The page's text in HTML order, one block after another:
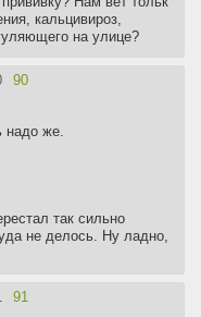
Потому как может быть
с кошачьим
с теми
кальцивироз,
на улице?
90
надо же.
так сильно
не делось. Ну ладно,
91